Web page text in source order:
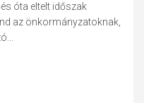
óta eltelt időszak
az önkormányzatoknak,